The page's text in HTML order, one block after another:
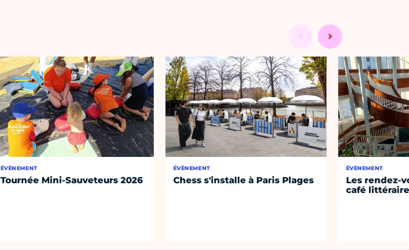
ÉVÈNEMENT
Tournée Mini-Sauveteurs 2026
ÉVÈNEMENT
Chess s'installe à Paris Plages
ÉVÈNEMENT
Les rendez-
café